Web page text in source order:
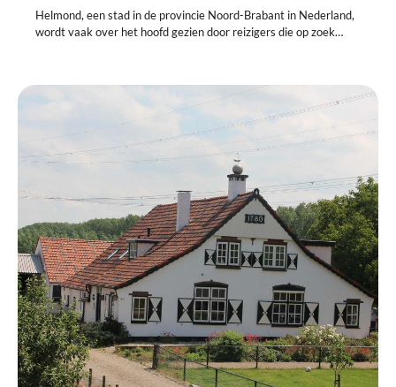
Helmond, een stad in de provincie Noord-Brabant in Nederland,
wordt vaak over het hoofd gezien door reizigers die op zoek…